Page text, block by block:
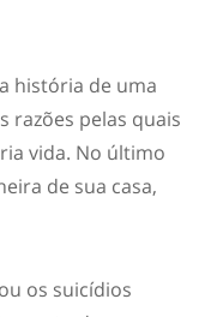
história de uma
razões pelas quais
vida. No último
de sua casa,
os suicídios